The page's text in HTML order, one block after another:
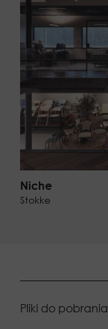
Niche
Stokke
Pliki do pobrania